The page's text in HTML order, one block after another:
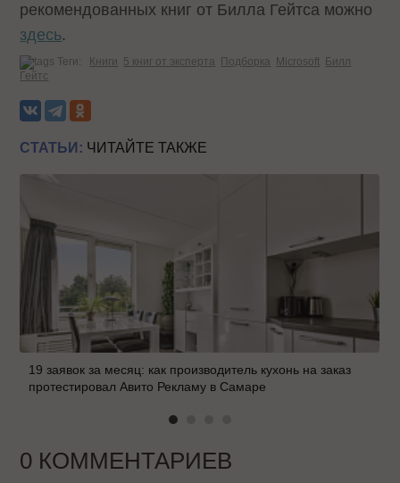
рекомендованных книг от Билла Гейтса можно
здесь.
Теги: Книги 5 книг от эксперта Подборка Microsoft Билл
Гейтс
СТАТЬИ: ЧИТАЙТЕ ТАКЖЕ
19 заявок за месяц: как производитель кухонь на заказ
протестировал Авито Рекламу в Самаре
0 КОММЕНТАРИЕВ